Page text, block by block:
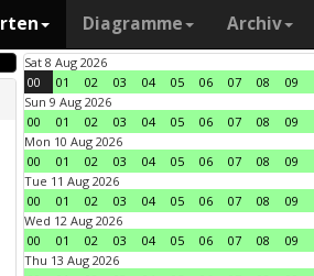
Diagramme Archiv
Sat 8 Aug 2026
00
01 02 03 04 05 06 07 08 09
Sun 9 Aug 2026
00
01 02 03 04 05 06 07 08 09
Mon 10 Aug 2026
00
01 02 03 04 05 06 07 08 09
Tue 11 Aug 2026
00
01 02 03 04 05 06 07 08 09
Wed 12 Aug 2026
00
01 02 03 04 05 06 07 08 09
Thu 13 Aug 2026